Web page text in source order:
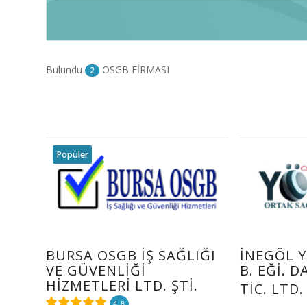
Bulundu 2 OSGB FİRMASI
Popüler
BURSA OSGB İŞ SAĞLIĞI
VE GÜVENLIĞI
HIZMETLERI LTD. ŞTI.
İNEGÖL
B. EĞİ.
TİC.